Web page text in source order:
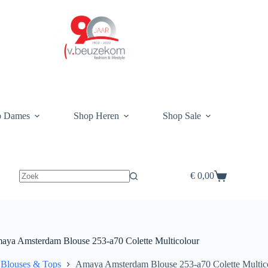
Dames Shop Heren Shop Sale
Winkelwagen
€0,00
Amsterdam Blouse 253-a70 Colette Multicolour
Blouses & Tops Amaya Amsterdam Blouse 253-a70 Colette